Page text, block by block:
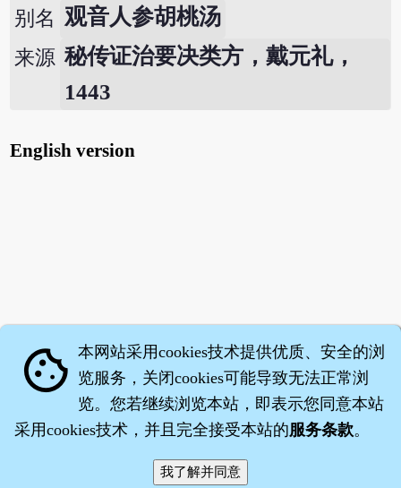
别名 观音人参胡桃汤
来源 秘传证治要决类方，戴元礼，
1443
English version
·沈药子©2008～2026
cookie 本网站采用cookies技术提供优质、安全的浏
览服务，关闭cookies可能导致无法正常浏
览。您若继续浏览本站，即表示您同意本站
采用cookies技术，并且完全接受本站的服务条款。